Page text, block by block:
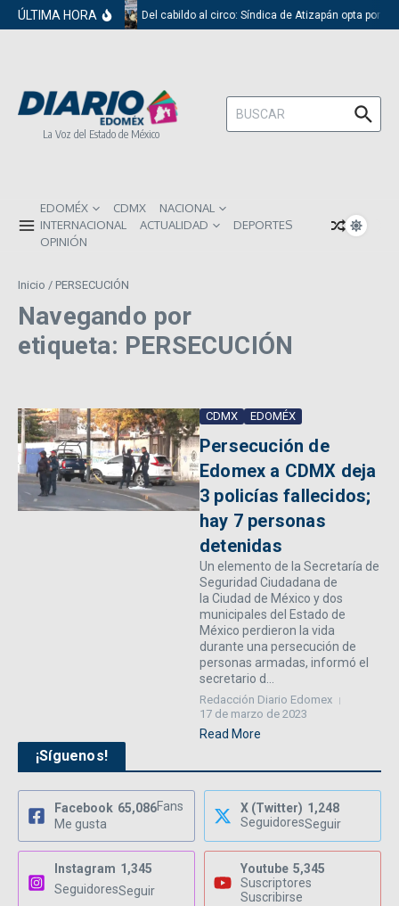
Saltar al contenido
ÚLTIMA HORA Del cabildo al circo: Síndica de Atizapán opta por
La Voz del Estado de México
Buscar:
EDOMÉX CDMX
NACIONAL
INTERNACIONAL
ACTUALIDAD
DEPORTES
OPINIÓN
Inicio / PERSECUCIÓN
Navegando por
etiqueta: PERSECUCIÓN
CDMX EDOMÉX
Persecución de
Edomex a CDMX deja
3 policías fallecidos;
hay 7 personas
detenidas
Un elemento de la Secretaría de
Seguridad Ciudadana de
la Ciudad de México y dos
municipales del Estado de
México perdieron la vida
durante una persecución de
personas armadas, informó el
secretario d...
Redacción Diario Edomex
17 de marzo de 2023
Read More
¡Síguenos!
Facebook 65,086Fans
Me gusta
X (Twitter) 1,248
SeguidoresSeguir
Instagram 1,345
SeguidoresSeguir
Youtube 5,345
Suscriptores
Suscribirse